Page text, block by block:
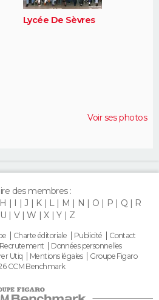
Lycée De Sèvres
Voir ses photos
des membres :
H I J K L M N O P Q
R
U V W X Y Z
Charte éditoriale Publicité
Contact
Recrutement
Données personnelles
Utiq Mentions légales
Groupe Figaro
CCM Benchmark